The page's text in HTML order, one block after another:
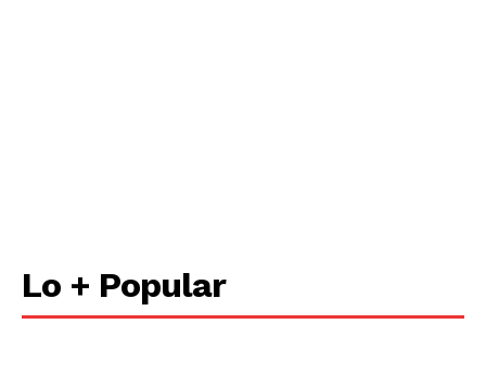
Lo + Popular